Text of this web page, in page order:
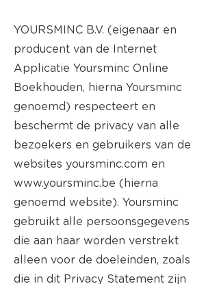
YOURSMINC B.V. (eigenaar en
producent van de Internet
Applicatie Yoursminc Online
Boekhouden, hierna Yoursminc
genoemd) respecteert en
beschermt de privacy van alle
bezoekers en gebruikers van de
websites yoursminc.com en
www.yoursminc.be (hierna
genoemd website). Yoursminc
gebruikt alle persoonsgegevens
die aan haar worden verstrekt
alleen voor de doeleinden, zoals
die in dit Privacy Statement zijn